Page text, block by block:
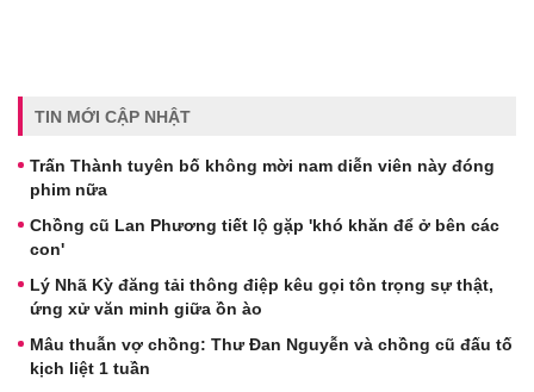
TIN MỚI CẬP NHẬT
Trấn Thành tuyên bố không mời nam diễn viên này đóng
phim nữa
Chồng cũ Lan Phương tiết lộ gặp 'khó khăn để ở bên các
con'
Lý Nhã Kỳ đăng tải thông điệp kêu gọi tôn trọng sự thật,
ứng xử văn minh giữa ồn ào
Mâu thuẫn vợ chồng: Thư Đan Nguyễn và chồng cũ đấu tố
kịch liệt 1 tuần